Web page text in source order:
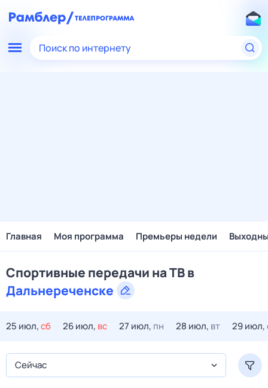
Поиск по интернету
Главная Моя программа Премьеры недели
Спортивные передачи на ТВ в
Дальнереченске
25 июл,сб 26 июл, вс 27 июл, пн 28 июл, вт 29 июл,
Сейчас